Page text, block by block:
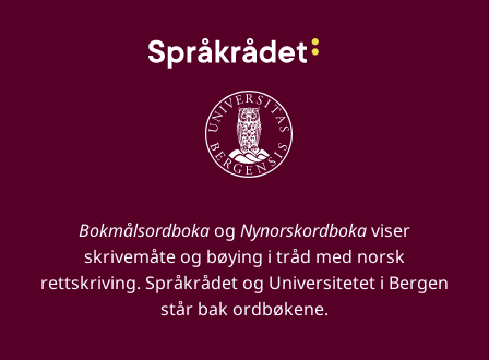
Bokmålsordbokaog Nynorskordbokaviser
skrivemåte og bøying i tråd med norsk
rettskriving. Språkrådet og Universitetet i Bergen
står bak ordbøkene.